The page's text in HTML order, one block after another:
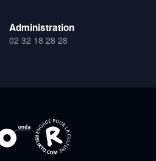
Administration
02 32 18 28 28